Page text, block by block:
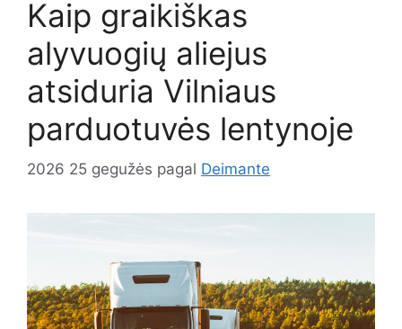
Kaip graikiškas
alyvuogių aliejus
atsiduria Vilniaus
parduotuvės lentynoje
2026 25 gegužės pagal Deimante